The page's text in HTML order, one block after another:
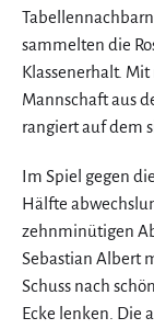
sammelten die
Klassenerhalt.
Mannschaft aus
rangiert auf dem
Im Spiel gegen
Hälfte
zehnminütigen
Sebastian Albert
Schuss nach
Ecke lenken. Die